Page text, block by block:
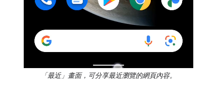
「最近」畫面，可分享最近瀏覽的網頁內容。